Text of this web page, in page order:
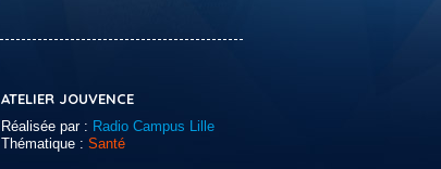
ATELIER JOUVENCE
Réalisée par : Radio Campus Lille
Thématique : Santé